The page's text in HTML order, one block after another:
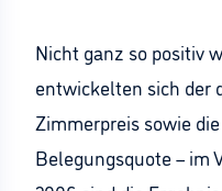
Nicht ganz so positiv
entwickelten sich der
Zimmerpreis sowie
Belegungsquote – im